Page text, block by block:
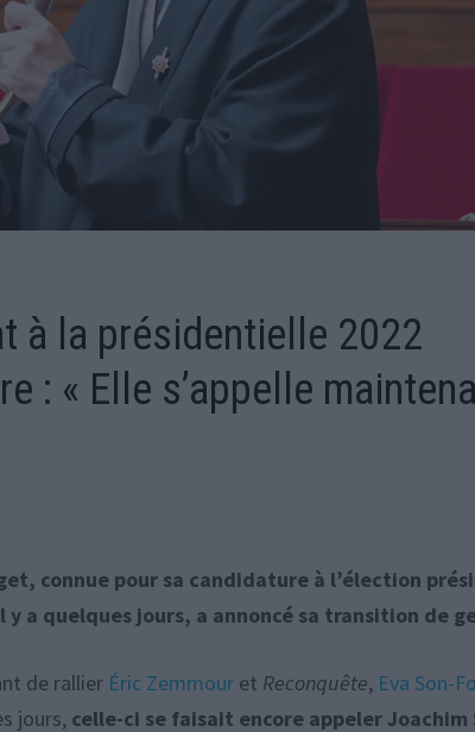
à la présidentielle 2022
: « Elle s’appelle
connue pour sa candidature à l’élection
a quelques jours, a annoncé sa transition de
de rallier Éric Zemmour et Reconquête, Eva Son-
jours, celle-ci se faisait encore appeler Joachim